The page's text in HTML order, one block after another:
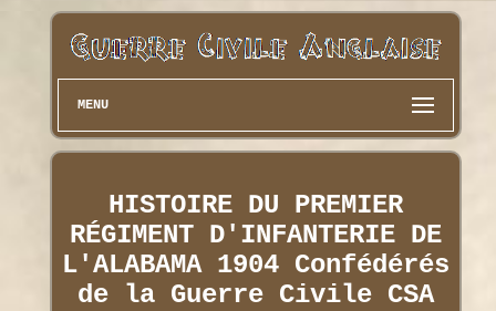
MENU
HISTOIRE DU PREMIER
RÉGIMENT D'INFANTERIE DE
L'ALABAMA 1904 Confédérés
de la Guerre Civile CSA